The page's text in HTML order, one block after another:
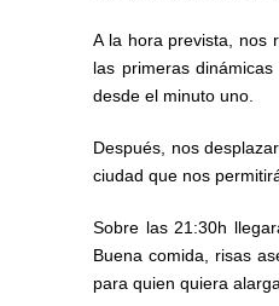
A la hora prevista, nos
las primeras
desde el minuto uno.
Después, nos
ciudad que nos
Sobre las 21:30h
Buena comida, risas
para quien quiera